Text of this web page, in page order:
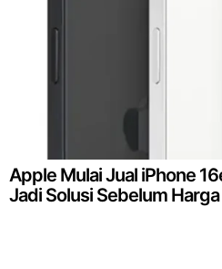
Apple Mulai Jual iPhone
Jadi Solusi Sebelum